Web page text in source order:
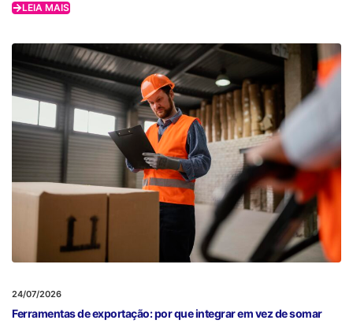
LEIA MAIS
24/07/2026
Ferramentas de exportação: por que integrar em vez de somar